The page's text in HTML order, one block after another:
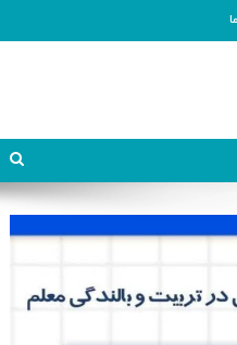
درسی ایران